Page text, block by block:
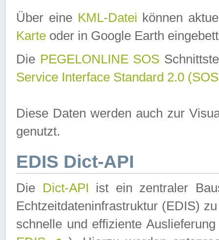
Über eine KML-Datei können
Karte oder in Google Earth
Die PEGELONLINE SOS
Service Interface Standard 2.0
Diese Daten werden auch zur
genutzt.
EDIS Dict-API
Die Dict-API ist ein zentraler
Echtzeitdateninfrastruktur (EDIS)
schnelle und effiziente